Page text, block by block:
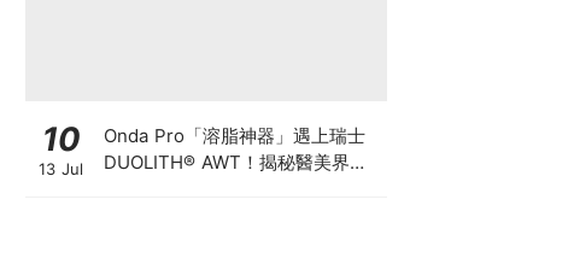
10
13 Jul
Onda Pro「溶脂神器」遇上瑞士
DUOLITH® AWT！揭秘醫美界悄